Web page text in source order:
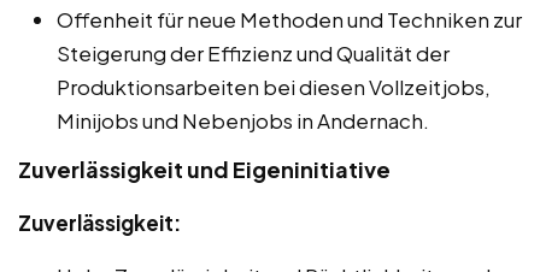
Offenheit für neue Methoden und Techniken zur
Steigerung der Effizienz und Qualität der
Produktionsarbeiten bei diesen Vollzeitjobs,
Minijobs und Nebenjobs in Andernach.
Zuverlässigkeit und Eigeninitiative
Zuverlässigkeit: